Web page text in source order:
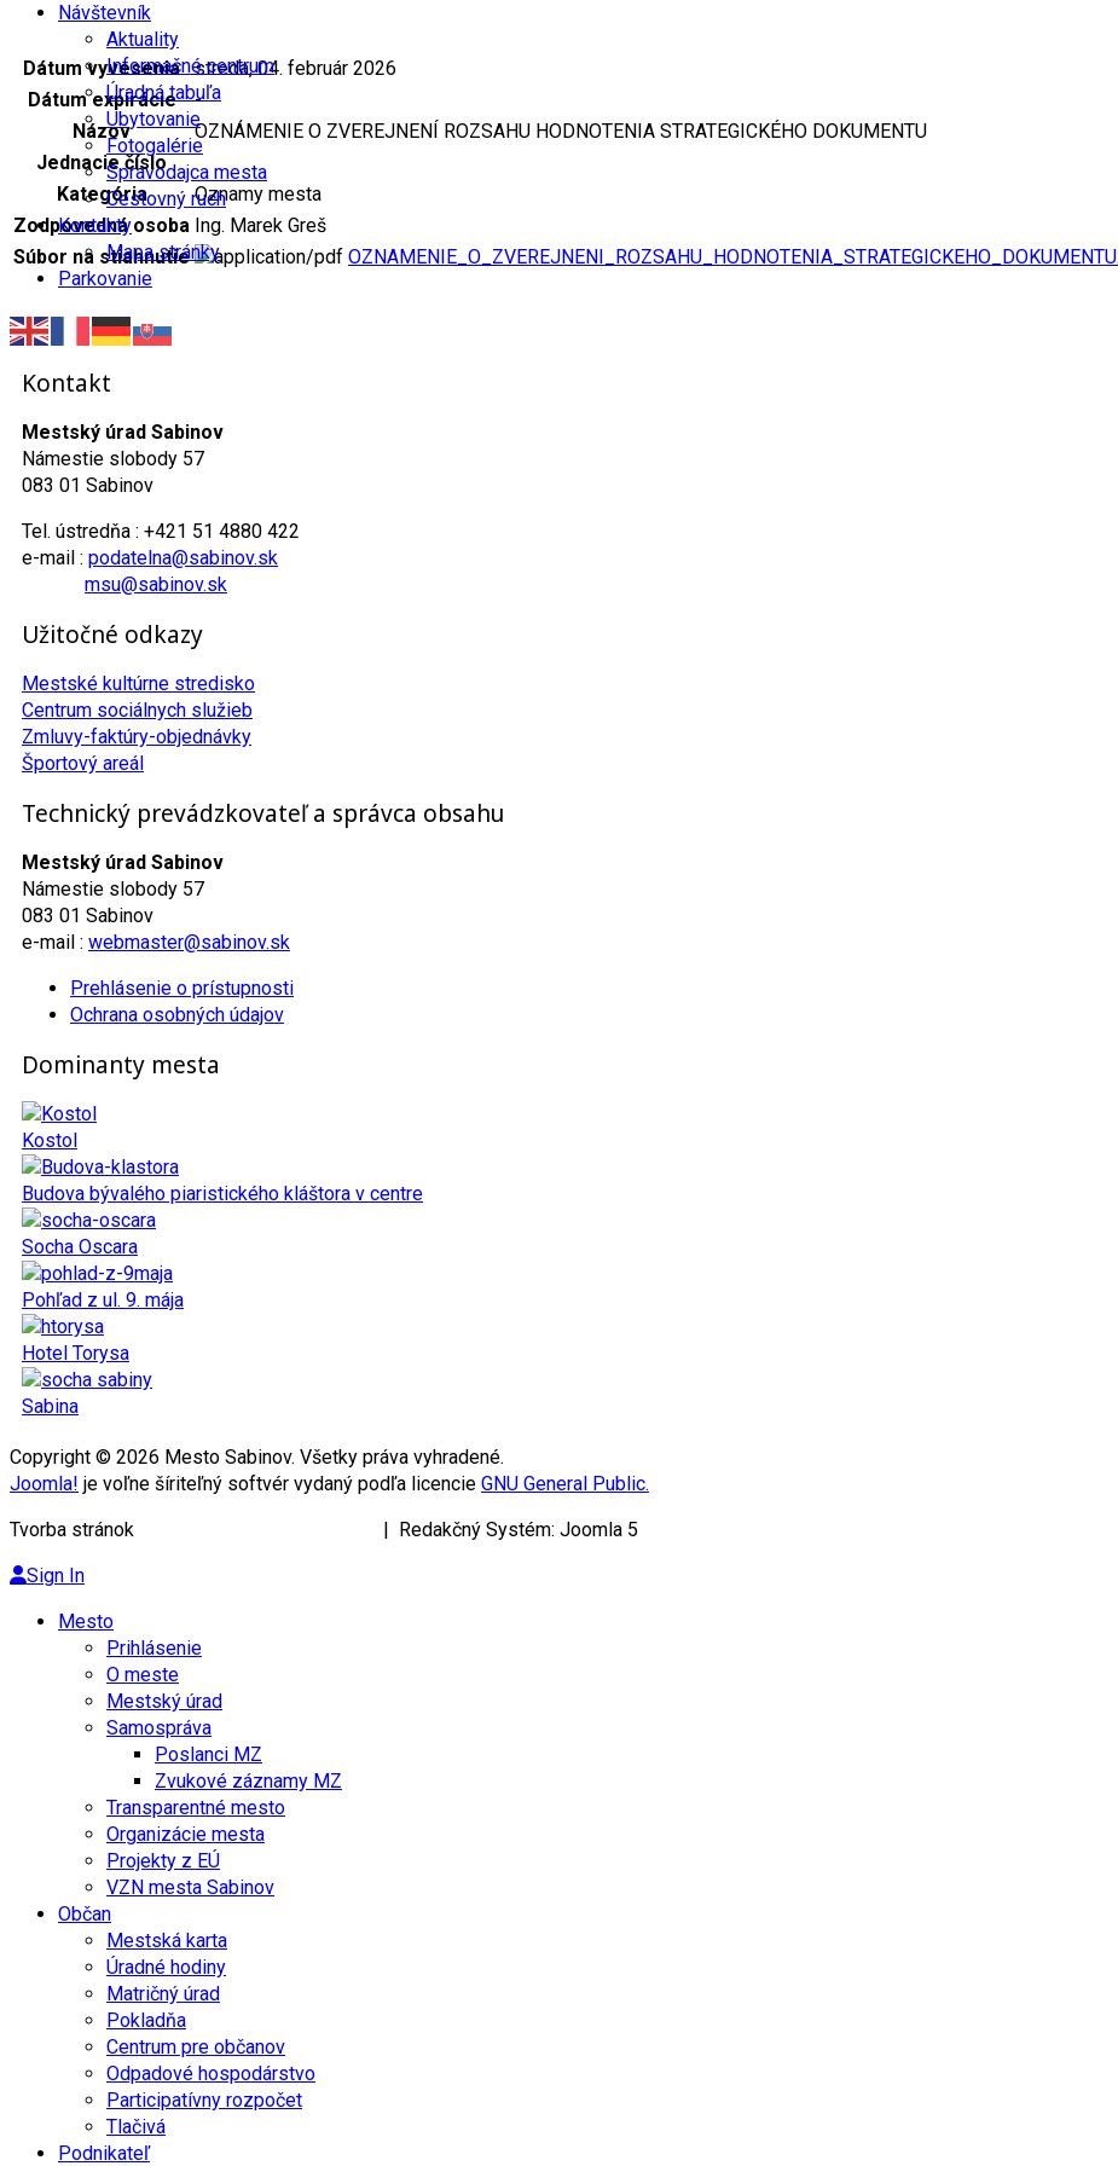
Návštevník
Aktuality
Informačné centrum
Úradná tabuľa
Ubytovanie
Fotogalérie
Spravodajca mesta
Cestovný ruch
Kontakty
Mapa stránky
Parkovanie
Dátum vyvesenia
streda, 04. február 2026
Dátum expirácie
-
Názov
OZNÁMENIE O ZVEREJNENÍ ROZSAHU HODNOTENIA STRATEGICKÉHO DOKUMENTU
Jednacie číslo
Kategória
Oznamy mesta
Zodpovedná osoba Ing. Marek Greš
Súbor na stiahnutie
Kontakt
Mestský úrad Sabinov
Námestie slobody 57
083 01 Sabinov
Tel. ústredňa : +421 51 4880 422
e-mail : podatelna@sabinov.sk
msu@sabinov.sk
Užitočné odkazy
Mestské kultúrne stredisko
Centrum sociálnych služieb
Zmluvy-faktúry-objednávky
Športový areál
Technický prevádzkovateľ a správca obsahu
Mestský úrad Sabinov
Námestie slobody 57
083 01 Sabinov
e-mail : webmaster@sabinov.sk
Prehlásenie o prístupnosti
Ochrana osobných údajov
Dominanty mesta
Kostol
Budova bývalého piaristického kláštora v centre
Socha Oscara
Pohľad z ul. 9. mája
Hotel Torysa
Sabina
Copyright © 2026 Mesto Sabinov. Všetky práva vyhradené.
Joomla! je voľne šíriteľný softvér vydaný podľa licencie GNU General Public.
Tvorba stránok
| Redakčný Systém: Joomla 5
Sign In
Mesto
Prihlásenie
O meste
Mestský úrad
Samospráva
Poslanci MZ
Zvukové záznamy MZ
Transparentné mesto
Organizácie mesta
Projekty z EÚ
VZN mesta Sabinov
Občan
Mestská karta
Úradné hodiny
Matričný úrad
Pokladňa
Centrum pre občanov
Odpadové hospodárstvo
Participatívny rozpočet
Tlačivá
Podnikateľ